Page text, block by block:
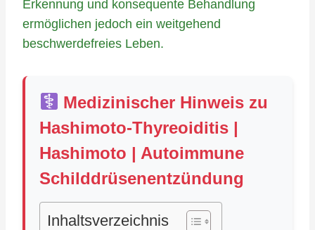
Erkennung und konsequente Behandlung
ermöglichen jedoch ein weitgehend
beschwerdefreies Leben.
Medizinischer Hinweis zu
Hashimoto-Thyreoiditis |
Hashimoto | Autoimmune
Schilddrüsenentzündung
Inhaltsverzeichnis